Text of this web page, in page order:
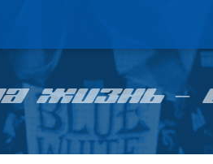
ЖИЗНЬ –